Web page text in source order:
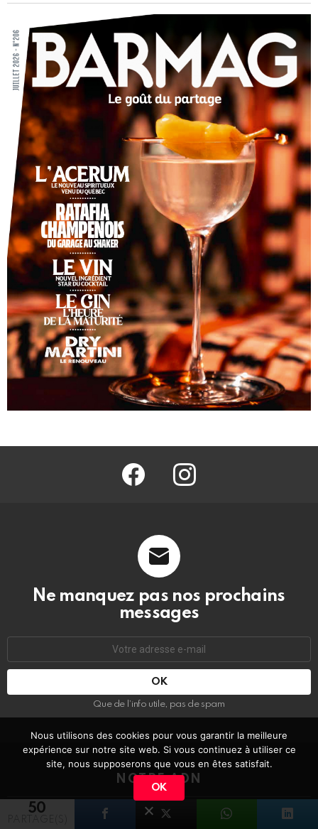
50
facebook @barmag.fr
Ne manquez pas nos prochains
messages
mail
Que de l’info utile, pas de spam
NOTRE ADN
Sortir dans les bars les plus oufs du moment, déguster, se marrer.
Nous utilisons des cookies pour vous garantir la meilleure
expérience sur notre site web. Si vous continuez à utiliser ce
site, nous supposerons que vous en êtes satisfait.
OK